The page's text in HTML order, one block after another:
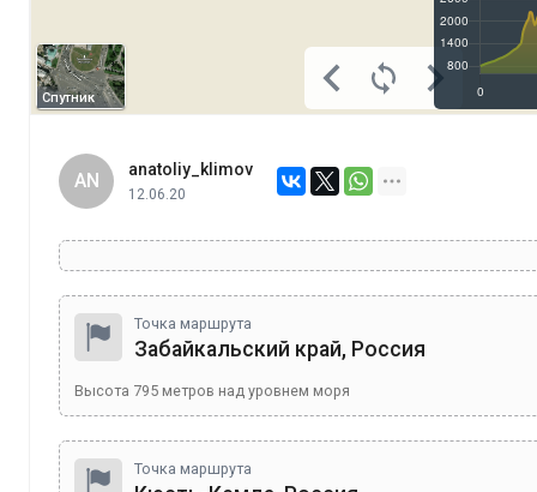
Спутник
AN
anatoliy_klimov
12.06.20
Точка маршрута
Забайкальский край, Россия
Высота 795 метров над уровнем моря
Точка маршрута